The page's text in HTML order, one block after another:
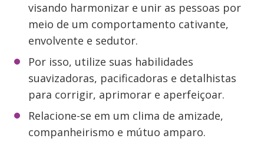
visando harmonizar e unir as pessoas por
meio de um comportamento cativante,
envolvente e sedutor.
Por isso, utilize suas habilidades
suavizadoras, pacificadoras e detalhistas
para corrigir, aprimorar e aperfeiçoar.
Relacione-se em um clima de amizade,
companheirismo e mútuo amparo.